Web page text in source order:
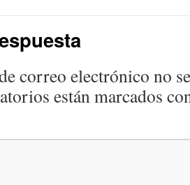
correo electrónico no
están marcados